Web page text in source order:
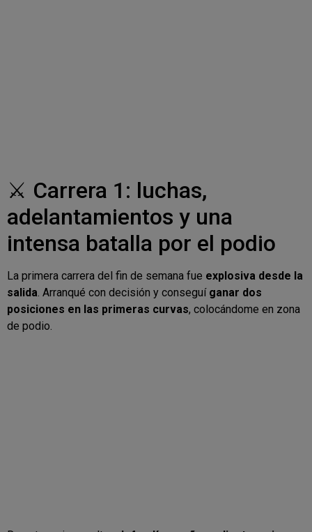
⚔️ Carrera 1: luchas,
adelantamientos y una
intensa batalla por el podio
La primera carrera del fin de semana fue explosiva desde la
salida . Arranqué con decisión y conseguí ganar dos
posiciones en las primeras curvas, colocándome en zona
de podio.